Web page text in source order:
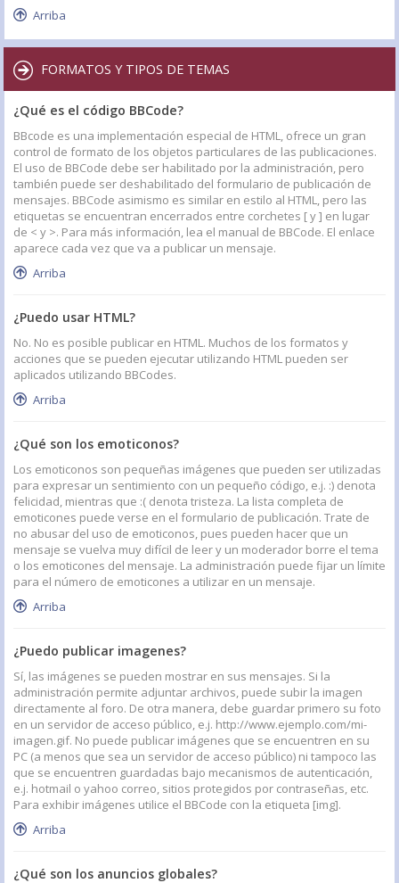
Arriba
FORMATOS Y TIPOS DE TEMAS
¿Qué es el código BBCode?
BBcode es una implementación especial de HTML, ofrece un gran
control de formato de los objetos particulares de las publicaciones.
El uso de BBCode debe ser habilitado por la administración, pero
también puede ser deshabilitado del formulario de publicación de
mensajes. BBCode asimismo es similar en estilo al HTML, pero las
etiquetas se encuentran encerrados entre corchetes [ y ] en lugar
de < y >. Para más información, lea el manual de BBCode. El enlace
aparece cada vez que va a publicar un mensaje.
Arriba
¿Puedo usar HTML?
No. No es posible publicar en HTML. Muchos de los formatos y
acciones que se pueden ejecutar utilizando HTML pueden ser
aplicados utilizando BBCodes.
Arriba
¿Qué son los emoticonos?
Los emoticonos son pequeñas imágenes que pueden ser utilizadas
para expresar un sentimiento con un pequeño código, e.j. :) denota
felicidad, mientras que :( denota tristeza. La lista completa de
emoticones puede verse en el formulario de publicación. Trate de
no abusar del uso de emoticonos, pues pueden hacer que un
mensaje se vuelva muy difícil de leer y un moderador borre el tema
o los emoticones del mensaje. La administración puede fijar un límite
para el número de emoticones a utilizar en un mensaje.
Arriba
¿Puedo publicar imagenes?
Sí, las imágenes se pueden mostrar en sus mensajes. Si la
administración permite adjuntar archivos, puede subir la imagen
directamente al foro. De otra manera, debe guardar primero su foto
en un servidor de acceso público, e.j. http://www.ejemplo.com/mi-
imagen.gif. No puede publicar imágenes que se encuentren en su
PC (a menos que sea un servidor de acceso público) ni tampoco las
que se encuentren guardadas bajo mecanismos de autenticación,
e.j. hotmail o yahoo correo, sitios protegidos por contraseñas, etc.
Para exhibir imágenes utilice el BBCode con la etiqueta [img].
Arriba
¿Qué son los anuncios globales?